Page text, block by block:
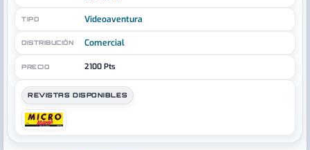
TIPO Videoaventura
DISTRIBUCIÓN Comercial
PRECIO 2100 Pts
REVISTAS DISPONIBLES